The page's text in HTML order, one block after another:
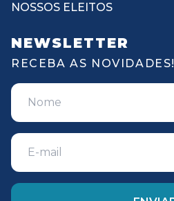
NOSSOS ELEITOS
NEWSLETTER
RECEBA AS NOVIDADES!